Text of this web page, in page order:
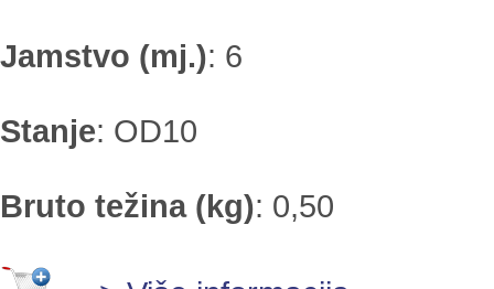
Jamstvo (mj.): 6
Stanje: OD10
Bruto težina (kg): 0,50